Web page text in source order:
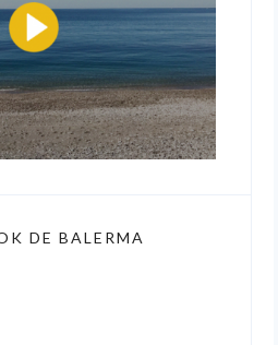
DE BALERMA